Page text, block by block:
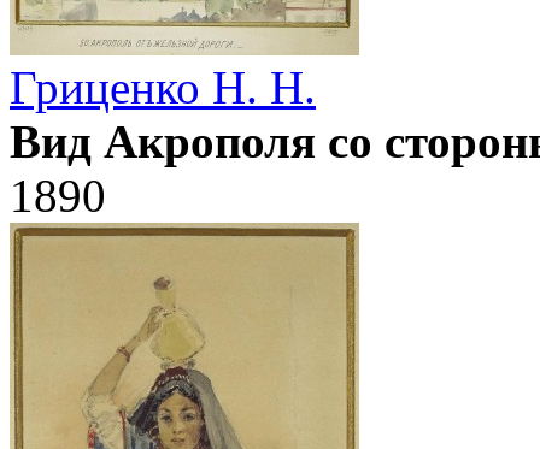
Гриценко Н. Н.
Вид Акрополя со
1890